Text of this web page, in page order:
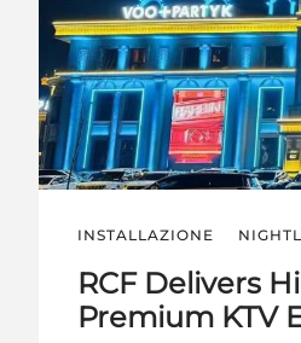
INSTALLAZIONE
RCF Delivers
Premium KTV